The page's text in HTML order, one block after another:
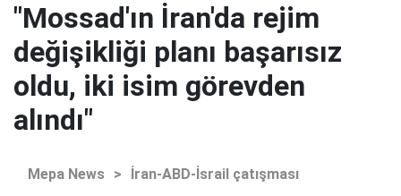
"Mossad'ın İran'da rejim
değişikliği planı başarısız
oldu, iki isim görevden
alındı"
Mepa News > İran-ABD-İsrail çatışması